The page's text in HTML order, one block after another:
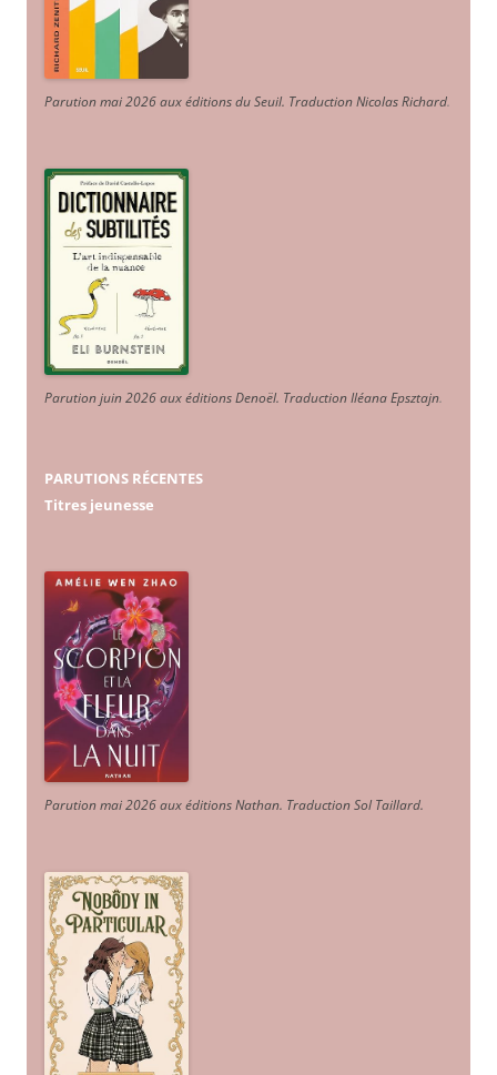
Parution mai 2026 aux éditions du Seuil. Traduction Nicolas Richard.
Parution juin 2026 aux éditions Denoël. Traduction Iléana Epsztajn.
PARUTIONS RÉCENTES
Titres jeunesse
Parution mai 2026 aux éditions Nathan. Traduction Sol Taillard.